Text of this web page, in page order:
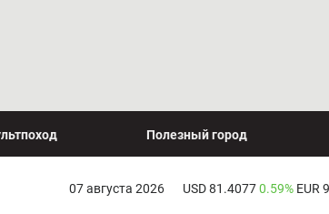
Полезный город
07 августа 2026 USD 81.40770.59% EUR